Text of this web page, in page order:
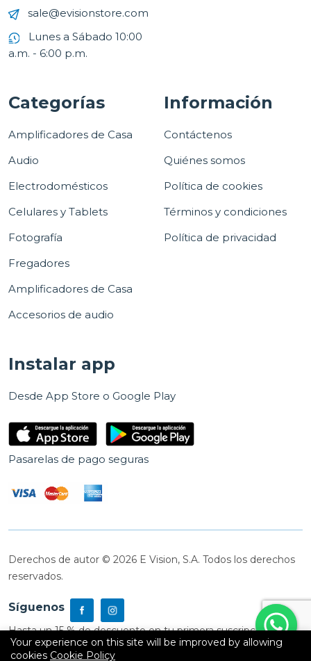
sale@evisionstore.com
Lunes a Sábado 10:00
a.m. - 6:00 p.m.
Categorías
Amplificadores de Casa
Audio
Electrodomésticos
Celulares y Tablets
Fotografía
Fregadores
Amplificadores de Casa
Accesorios de audio
Información
Contáctenos
Quiénes somos
Política de cookies
Términos y condiciones
Política de privacidad
Instalar app
Desde App Store o Google Play
Pasarelas de pago seguras
Derechos de autor © 2026 E Vision, S.A. Todos los derechos
reservados.
Síguenos
Hasta un 15 % de descuento en tu primera suscripción
Your experience on this site will be improved by allowing
cookies Cookie Policy